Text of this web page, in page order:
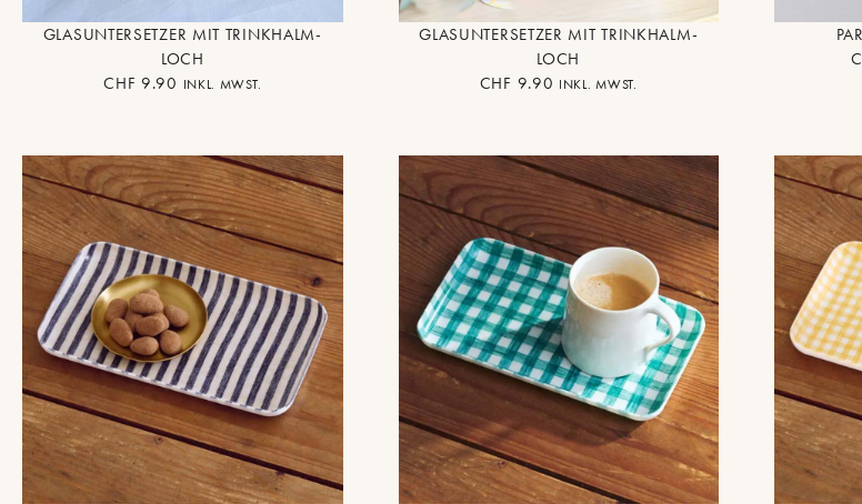
GLASUNTERSETZER MIT TRINKHALM-
LOCH
CHF 9.90 INKL. MWST.
GLASUNTERSETZER MIT TRINKHALM-
LOCH
CHF 9.90 INKL. MWST.